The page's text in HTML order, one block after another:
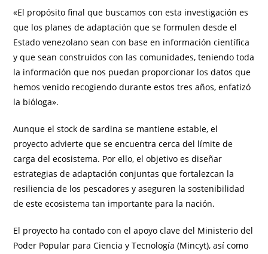
«El propósito final que buscamos con esta investigación es
que los planes de adaptación que se formulen desde el
Estado venezolano sean con base en información científica
y que sean construidos con las comunidades, teniendo toda
la información que nos puedan proporcionar los datos que
hemos venido recogiendo durante estos tres años, enfatizó
la bióloga».
Aunque el stock de sardina se mantiene estable, el
proyecto advierte que se encuentra cerca del límite de
carga del ecosistema. Por ello, el objetivo es diseñar
estrategias de adaptación conjuntas que fortalezcan la
resiliencia de los pescadores y aseguren la sostenibilidad
de este ecosistema tan importante para la nación.
El proyecto ha contado con el apoyo clave del Ministerio del
Poder Popular para Ciencia y Tecnología (Mincyt), así como